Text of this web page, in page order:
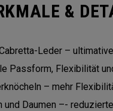
&
Leder –
Passform, Flexibilität
– mehr
und Daumen –-